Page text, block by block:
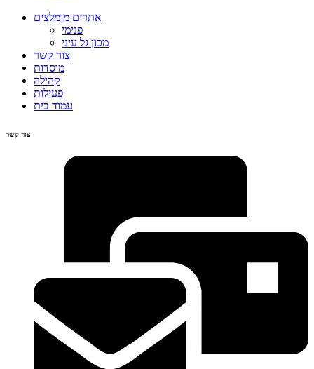
אתרים מומלצים
פנימי
מכון גל עיני
צור קשר
מוסדות
קהילה
פעילות
עמוד בית
צור קשר